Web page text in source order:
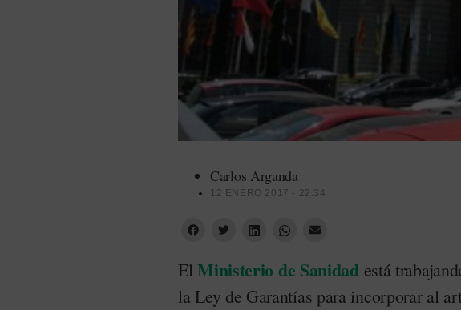
Carlos Arganda
12 ENERO 2017 - 22:34
ElMinisterio de Sanidadestá
la Ley de Garantías para incorporar al